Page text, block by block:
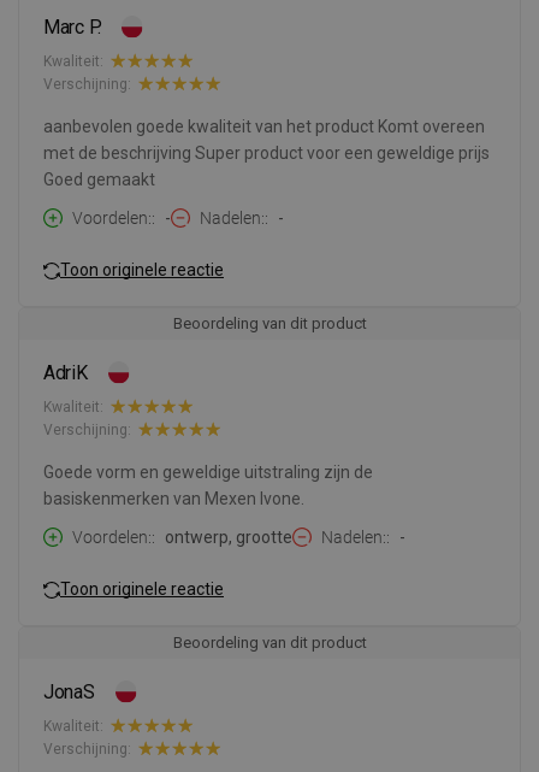
Marc P.
Kwaliteit:
Verschijning:
aanbevolen goede kwaliteit van het product Komt overeen
met de beschrijving Super product voor een geweldige prijs
Goed gemaakt
Voordelen:
- Nadelen: -
Toon originele reactie
Beoordeling van dit product
AdriK
Kwaliteit:
Verschijning:
Goede vorm en geweldige uitstraling zijn de
basiskenmerken van Mexen Ivone.
Voordelen:
ontwerp, grootte Nadelen: -
Toon originele reactie
Beoordeling van dit product
JonaS
Kwaliteit:
Verschijning: